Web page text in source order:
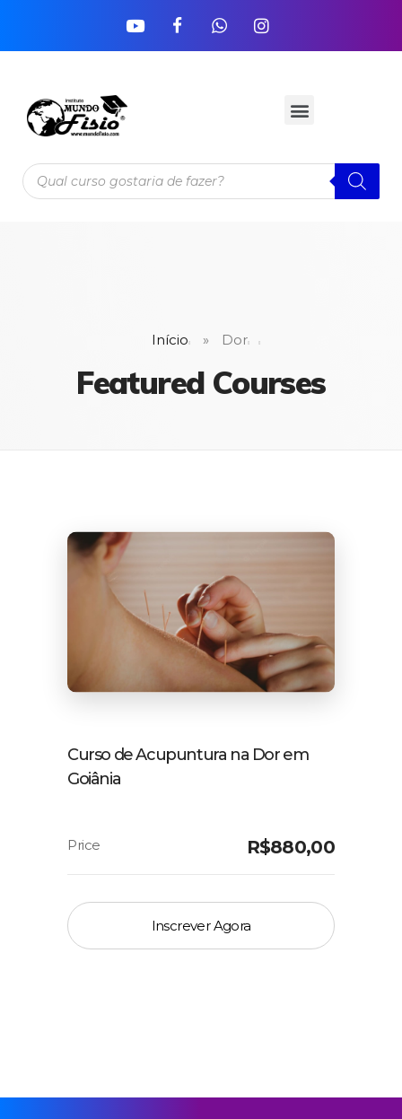
Início » Dor
Featured Courses
Curso de Acupuntura na Dor em
Goiânia
R$880,00
Inscrever Agora